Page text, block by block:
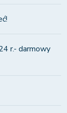
r.- darmowy